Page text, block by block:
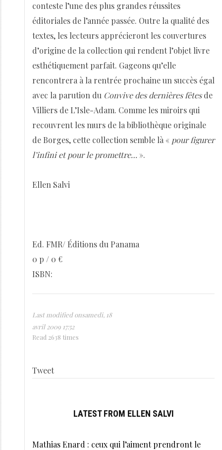
conteste l’une des plus grandes réussites
éditoriales de l’année passée. Outre la qualité des
textes, les lecteurs apprécieront les couvertures
d’origine de la collection qui rendent l’objet livre
esthétiquement parfait. Gageons qu’elle
rencontrera à la rentrée prochaine un succès égal
avec la parution du Convive des dernières fêtesde
Villiers de L’Isle-Adam. Comme les miroirs qui
recouvrent les murs de la bibliothèque originale
de Borges, cette collection semble là « pour figurer
l’infini et pour le promettre… ».
Ellen Salvi
Ed. FMR/ Éditions du Panama
0 p / 0 €
ISBN:
Last modified onsamedi, 18
avril 2009 17:52
Read 2638 times
Tweet
LATEST FROM ELLEN SALVI
Mathias Enard : ceux qui l’aiment prendront le